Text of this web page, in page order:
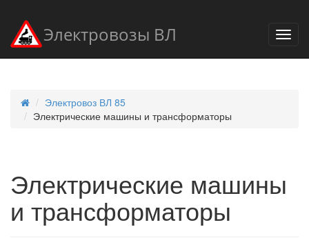
Электровозы ВЛ
Электровоз ВЛ 85
Электрические машины и трансформаторы
Электрические машины
и трансформаторы